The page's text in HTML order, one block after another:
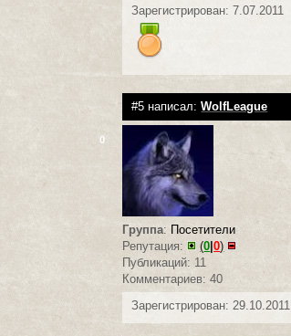
Зарегистрирован: 7.07.2011
#5 написал:WolfLeague
0
Группа: Посетители
Репутация:
(0 |0)
Публикаций: 11
Комментариев: 40
Зарегистрирован: 29.10.2011